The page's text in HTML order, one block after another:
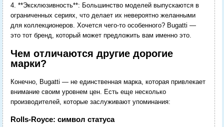
4. **Эксклюзивность**: Большинство моделей выпускаются в
ограниченных сериях, что делает их невероятно желанными
для коллекционеров. Хочется чего-то особенного? Bugatti —
это тот бренд, который может предложить вам именно это.
Чем отличаются другие дорогие
марки?
Конечно, Bugatti — не единственная марка, которая привлекает
внимание своим уровнем цен. Есть еще несколько
производителей, которые заслуживают упоминания:
Rolls-Royce: символ статуса